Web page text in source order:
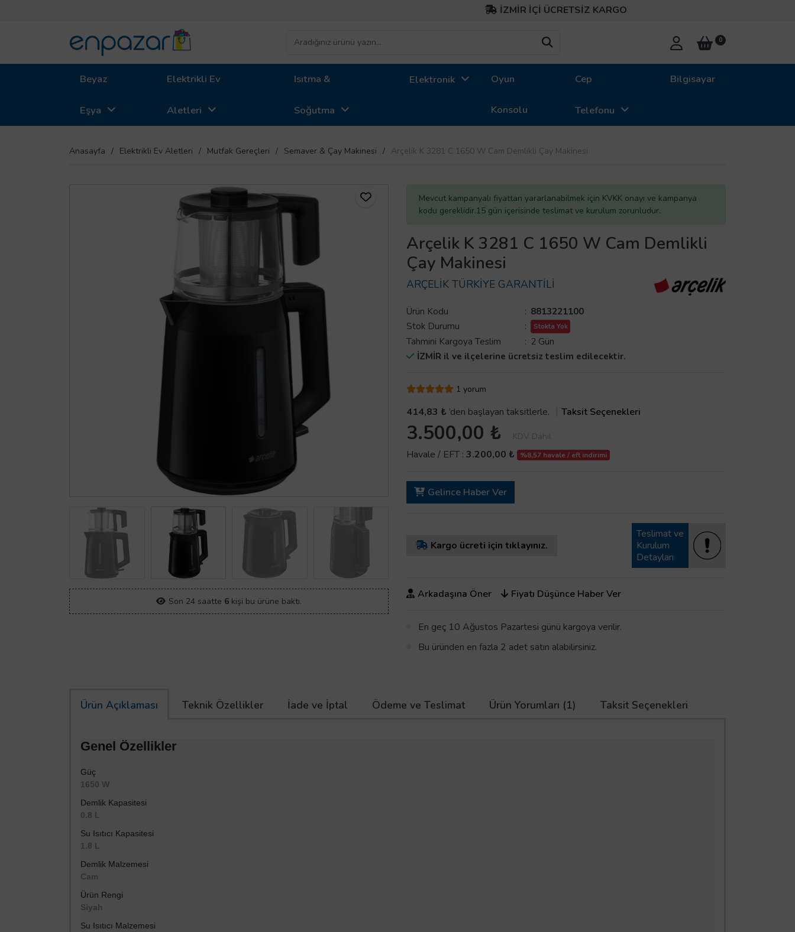
İZMİR İÇİ ÜCRETSİZ KARGO
0
Beyaz
Eşya
Elektrikli Ev
Aletleri
Isıtma &
Soğutma
Elektronik Oyun
Konsolu
Cep
Telefonu
Bilgisayar
Anasayfa Elektrikli Ev Aletleri Mutfak Gereçleri Semaver & Çay Makinesi Arçelik K 3281 C 1650 W Cam Demlikli Çay Makinesi
Son 24 saatte 6 kişi bu ürüne baktı.
Mevcut kampanyalı fiyattan yararlanabilmek için KVKK onayı ve kampanya
kodu gereklidir.15 gün içerisinde teslimat ve kurulum zorunludur.
Arçelik K 3281 C 1650 W Cam Demlikli
Çay Makinesi
ARÇELİK TÜRKİYE GARANTİLİ
Ürün Kodu : 8813221100
Stok Durumu
: Stokta Yok
Tahmini Kargoya Teslim : 2 Gün
İZMİR il ve ilçelerine ücretsiz teslim edilecektir.
1 yorum
414,83 ₺ ’den başlayan taksitlerle. Taksit Seçenekleri
3.500,00 ₺ KDV Dahil
Havale / EFT : 3.200,00 ₺ %8,57 havale / eft indirimi
Gelince Haber Ver
Kargo ücreti için tıklayınız.
Teslimat ve
Kurulum
Detayları
Arkadaşına Öner Fiyatı Düşünce Haber Ver
En geç 10 Ağustos Pazartesi günü kargoya verilir.
Bu üründen en fazla 2 adet satın alabilirsiniz.
Ürün Açıklaması Teknik Özellikler İade ve İptal Ödeme ve Teslimat Ürün Yorumları (1) Taksit Seçenekleri
Genel Özellikler
Güç
1650 W
Demlik Kapasitesi
0.8 L
Su Isıtıcı Kapasitesi
1.8 L
Demlik Malzemesi
Cam
Ürün Rengi
Siyah
Su Isıtıcı Malzemesi